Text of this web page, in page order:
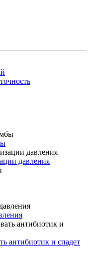
давления
антибиотик и спадет